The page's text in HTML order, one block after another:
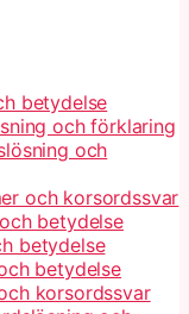
betydelse
och förklaring
och
och korsordssvar
betydelse
betydelse
betydelse
korsordssvar